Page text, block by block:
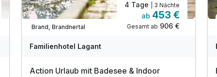
Nur noch Restplätze
Brand, Brandnertal
4 Tage | 3 Nächte
ab 453 €
Gesamt ab 906 €
Familienhotel Lagant
Action Urlaub mit Badesee & Indoor